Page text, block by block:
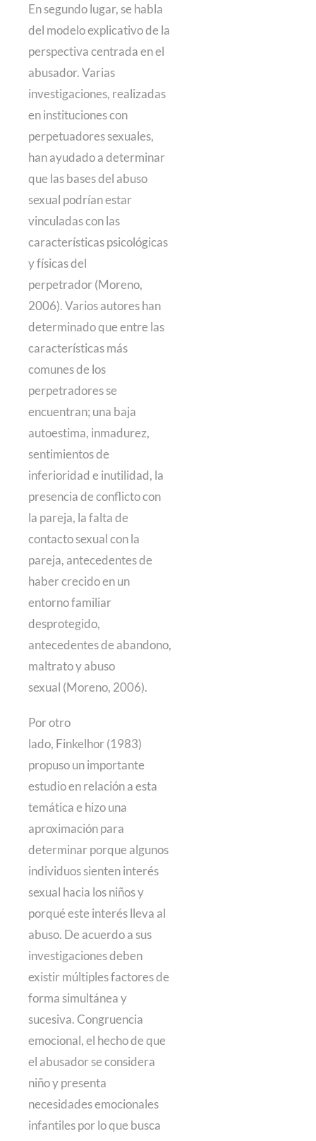
En segundo lugar, se habla
del modelo explicativo de la
perspectiva centrada en el
abusador. Varias
investigaciones, realizadas
en instituciones con
perpetuadores sexuales,
han ayudado a determinar
que las bases del abuso
sexual podrían estar
vinculadas con las
características psicológicas
y físicas del
perpetrador (Moreno,
2006). Varios autores han
determinado que entre las
características más
comunes de los
perpetradores se
encuentran; una baja
autoestima, inmadurez,
sentimientos de
inferioridad e inutilidad, la
presencia de conflicto con
la pareja, la falta de
contacto sexual con la
pareja, antecedentes de
haber crecido en un
entorno familiar
desprotegido,
antecedentes de abandono,
maltrato y abuso
sexual (Moreno, 2006).
Por otro
lado, Finkelhor (1983)
propuso un importante
estudio en relación a esta
temática e hizo una
aproximación para
determinar porque algunos
individuos sienten interés
sexual hacia los niños y
porqué este interés lleva al
abuso. De acuerdo a sus
investigaciones deben
existir múltiples factores de
forma simultánea y
sucesiva. Congruencia
emocional, el hecho de que
el abusador se considera
niño y presenta
necesidades emocionales
infantiles por lo que busca